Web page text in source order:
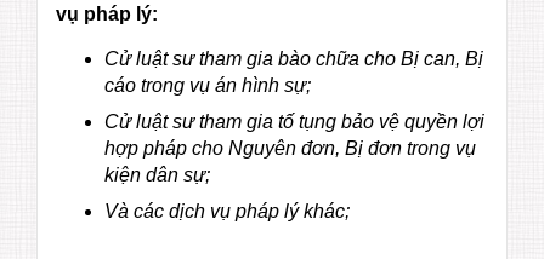
vụ pháp lý:
Cử luật sư tham gia bào chữa cho Bị can, Bị
cáo trong vụ án hình sự;
Cử luật sư tham gia tố tụng bảo vệ quyền lợi
hợp pháp cho Nguyên đơn, Bị đơn trong vụ
kiện dân sự;
Và các dịch vụ pháp lý khác;